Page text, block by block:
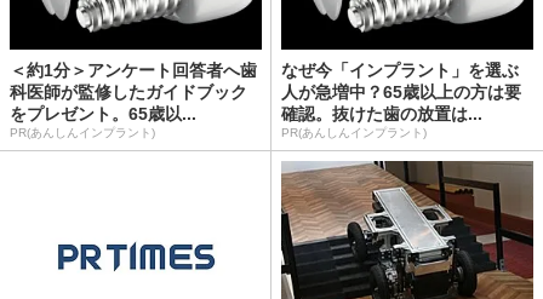
＜約1分＞アンケート回答者へ歯
科医師が監修したガイドブック
をプレゼント。65歳以...
PR(あんしんインプラント)
なぜ今「インプラント」を選ぶ
人が急増中？65歳以上の方は要
確認。抜けた歯の放置は...
PR(あんしんインプラント)